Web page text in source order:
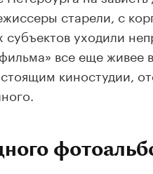
старели, с
уходили
все еще живее
киностудии,